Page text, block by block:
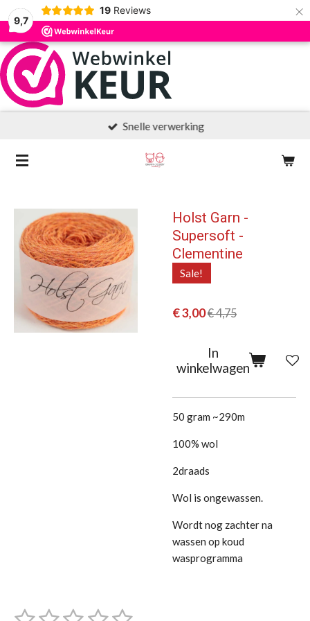
9,7
19 Reviews ×
Snelle verwerking
Holst Garn -
Supersoft -
Clementine
Sale!
€ 3,00€ 4,75
In
winkelwagen
50 gram ~290m
100% wol
2draads
Wol is ongewassen.
Wordt nog zachter na
wassen op koud
wasprogramma
R
S